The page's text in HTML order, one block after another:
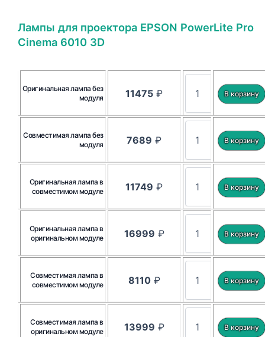
Лампы для проектора EPSON PowerLite Pro
Cinema 6010 3D
Оригинальная лампа без
модуля
11475 ₽
Совместимая лампа без
модуля
7689 ₽
Оригинальная лампа в
совместимом модуле
11749 ₽
Оригинальная лампа в
оригинальном модуле
16999 ₽
Совместимая лампа в
совместимом модуле
8110₽
Совместимая лампа в
оригинальном модуле
13999 ₽